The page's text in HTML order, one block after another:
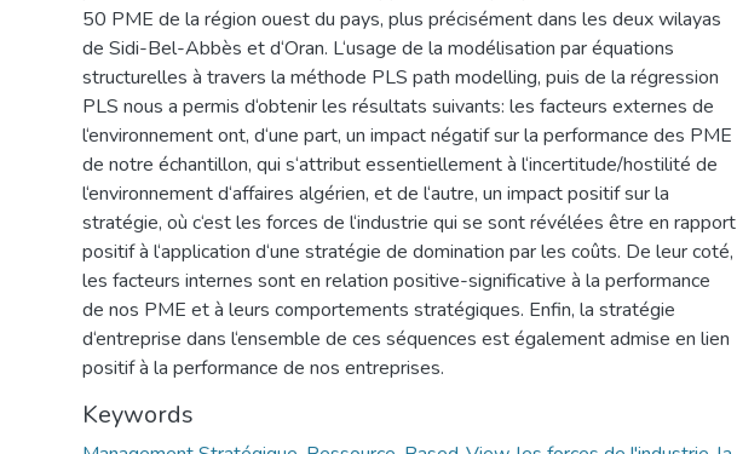
50 PME de la région ouest du pays, plus précisément dans les deux wilayas
de Sidi-Bel-Abbès et d‘Oran. L‘usage de la modélisation par équations
structurelles à travers la méthode PLS path modelling, puis de la régression
PLS nous a permis d‘obtenir les résultats suivants: les facteurs externes de
l‘environnement ont, d‘une part, un impact négatif sur la performance des PME
de notre échantillon, qui s‘attribut essentiellement à l‘incertitude/hostilité de
l‘environnement d‘affaires algérien, et de l‘autre, un impact positif sur la
stratégie, où c‘est les forces de l‘industrie qui se sont révélées être en rapport
positif à l‘application d‘une stratégie de domination par les coûts. De leur coté,
les facteurs internes sont en relation positive-significative à la performance
de nos PME et à leurs comportements stratégiques. Enfin, la stratégie
d‘entreprise dans l‘ensemble de ces séquences est également admise en lien
positif à la performance de nos entreprises.
Keywords